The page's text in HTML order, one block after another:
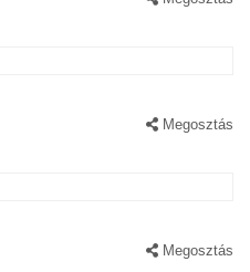
Megosztás
Megosztás